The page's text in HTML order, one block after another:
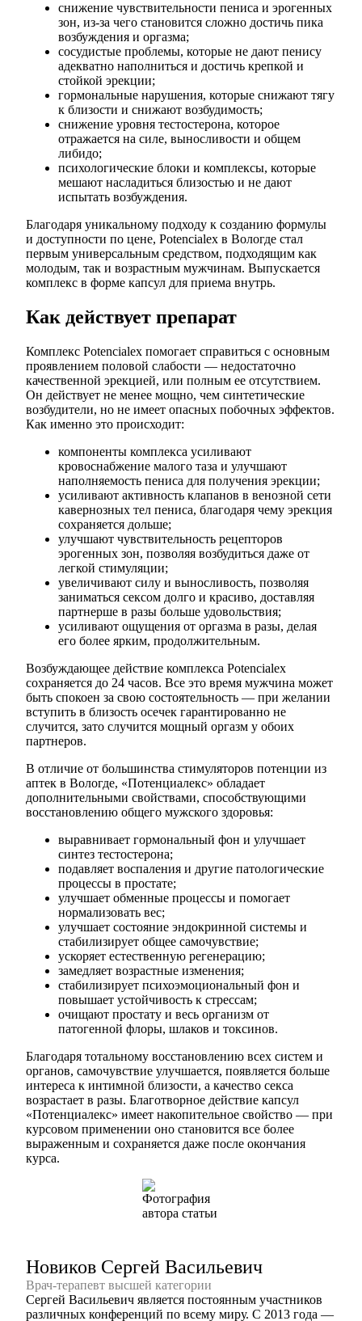
снижение чувствительности пениса и эрогенных
зон, из-за чего становится сложно достичь пика
возбуждения и оргазма;
сосудистые проблемы, которые не дают пенису
адекватно наполниться и достичь крепкой и
стойкой эрекции;
гормональные нарушения, которые снижают тягу
к близости и снижают возбудимость;
снижение уровня тестостерона, которое
отражается на силе, выносливости и общем
либидо;
психологические блоки и комплексы, которые
мешают насладиться близостью и не дают
испытать возбуждения.
Благодаря уникальному подходу к созданию формулы
и доступности по цене, Potencialex в Вологде стал
первым универсальным средством, подходящим как
молодым, так и возрастным мужчинам. Выпускается
комплекс в форме капсул для приема внутрь.
Как действует препарат
Комплекс Potencialex помогает справиться с основным
проявлением половой слабости — недостаточно
качественной эрекцией, или полным ее отсутствием.
Он действует не менее мощно, чем синтетические
возбудители, но не имеет опасных побочных эффектов.
Как именно это происходит:
компоненты комплекса усиливают
кровоснабжение малого таза и улучшают
наполняемость пениса для получения эрекции;
усиливают активность клапанов в венозной сети
кавернозных тел пениса, благодаря чему эрекция
сохраняется дольше;
улучшают чувствительность рецепторов
эрогенных зон, позволяя возбудиться даже от
легкой стимуляции;
увеличивают силу и выносливость, позволяя
заниматься сексом долго и красиво, доставляя
партнерше в разы больше удовольствия;
усиливают ощущения от оргазма в разы, делая
его более ярким, продолжительным.
Возбуждающее действие комплекса Potencialex
сохраняется до 24 часов. Все это время мужчина может
быть спокоен за свою состоятельность — при желании
вступить в близость осечек гарантированно не
случится, зато случится мощный оргазм у обоих
партнеров.
В отличие от большинства стимуляторов потенции из
аптек в Вологде, «Потенциалекс» обладает
дополнительными свойствами, способствующими
восстановлению общего мужского здоровья:
выравнивает гормональный фон и улучшает
синтез тестостерона;
подавляет воспаления и другие патологические
процессы в простате;
улучшает обменные процессы и помогает
нормализовать вес;
улучшает состояние эндокринной системы и
стабилизирует общее самочувствие;
ускоряет естественную регенерацию;
замедляет возрастные изменения;
стабилизирует психоэмоциональный фон и
повышает устойчивость к стрессам;
очищают простату и весь организм от
патогенной флоры, шлаков и токсинов.
Благодаря тотальному восстановлению всех систем и
органов, самочувствие улучшается, появляется больше
интереса к интимной близости, а качество секса
возрастает в разы. Благотворное действие капсул
«Потенциалекс» имеет накопительное свойство — при
курсовом применении оно становится все более
выраженным и сохраняется даже после окончания
курса.
Новиков Сергей Васильевич
Врач-терапевт высшей категории
Сергей Васильевич является постоянным участников
различных конференций по всему миру. С 2013 года —